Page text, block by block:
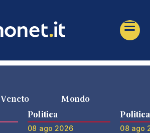
Veneto Mondo
Politica
08 ago 2026
Politica
08 ago